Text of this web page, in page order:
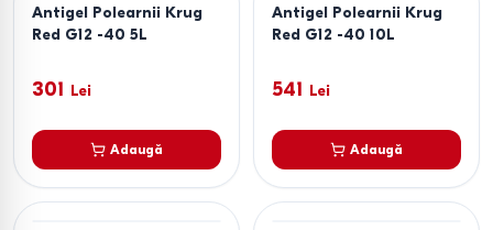
Antigel Polearnii Krug
Red G12 -40 5L
301 Lei
Adaugă
Antigel Polearnii Krug
Red G12 -40 10L
541 Lei
Adaugă